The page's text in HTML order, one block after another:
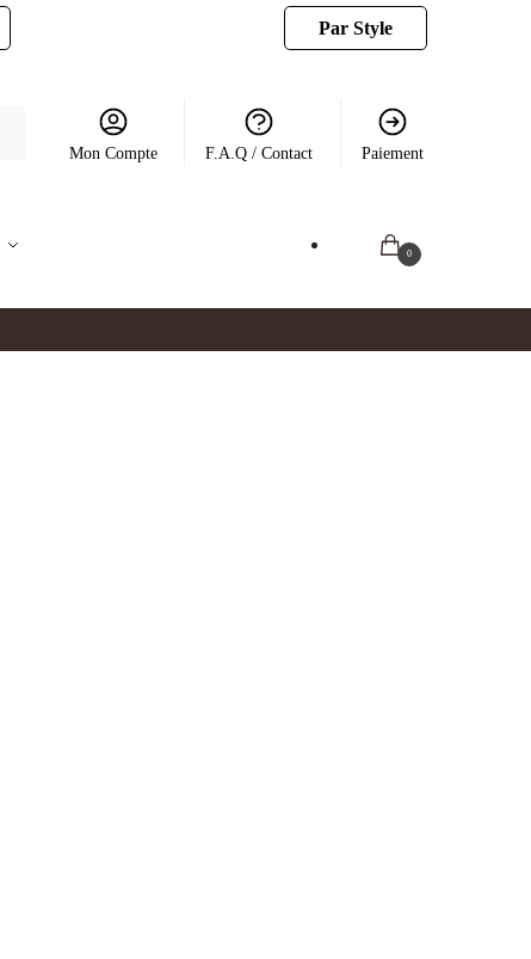
Par Style
Mon Compte F.A.Q / Contact Paiement
0